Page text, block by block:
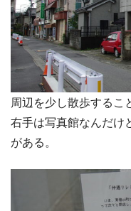
周辺を少し散歩するこ
右手は写真館なんだけ
がある。